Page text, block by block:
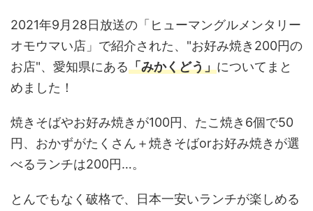
2021年9月28日放送の「ヒューマングルメンタリー
オモウマい店」で紹介された、"お好み焼き200円の
お店"、愛知県にある「みかくどう」についてまと
めました！
焼きそばやお好み焼きが100円、たこ焼き6個で50
円、おかずがたくさん＋焼きそばorお好み焼きが選
べるランチは200円…。
とんでもなく破格で、日本一安いランチが楽しめる